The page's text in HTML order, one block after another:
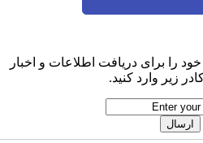
را برای دریافت اطلاعات و اخبار
زیر وارد کنید.